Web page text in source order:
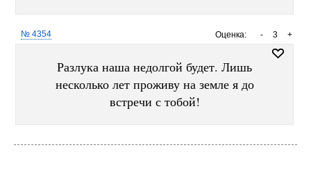
Оценка: +
3
-
№ 4354
Разлука наша недолгой будет. Лишь
несколько лет проживу на земле я до
встречи с тобой!